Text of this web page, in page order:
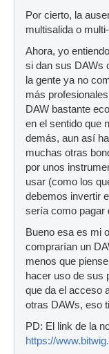
Por cierto, la
multisalida o
Ahora, yo
si dan sus DAWs
la gente ya no
más
DAW bastante
en el sentido que
demás, aun así
muchas otras
por unos
usar (como los
debemos invertir
sería como pagar
Bueno esa es mi
comprarían un
menos que
hacer uso de sus
que da el acceso
otras DAWs, eso
PD: El link de la
https://